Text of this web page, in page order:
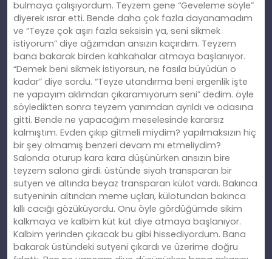
bulmaya çalışıyordum. Teyzem gene “Geveleme söyle”
diyerek ısrar etti. Bende daha çok fazla dayanamadım
ve “Teyze çok aşırı fazla seksisin ya, seni sikmek
istiyorum” diye ağzımdan ansızın kaçırdım. Teyzem
bana bakarak birden kahkahalar atmaya başlanıyor.
“Demek beni sikmek istiyorsun, ne fasıla büyüdün o
kadar” diye sordu. “Teyze utandırma beni ergenlik işte
ne yapayım aklımdan çıkaramıyorum seni” dedim. öyle
söyledikten sonra teyzem yanımdan ayrıldı ve odasına
gitti. Bende ne yapacağım meselesinde kararsız
kalmıştım. Evden çıkıp gitmeli miydim? yapılmaksızın hiç
bir şey olmamış benzeri devam mı etmeliydim?
Salonda oturup kara kara düşünürken ansızın bire
teyzem salona girdi. üstünde siyah transparan bir
sutyen ve altında beyaz transparan külot vardı. Bakınca
sutyeninin altından meme uçları, külotundan bakınca
kıllı cacığı gözüküyordu. Onu öyle gördüğümde sikim
kalkmaya ve kalbim küt küt diye atmaya başlanıyor.
Kalbim yerinden çıkacak bu gibi hissediyordum. Bana
bakarak üstündeki sutyeni çıkardı ve üzerime doğru